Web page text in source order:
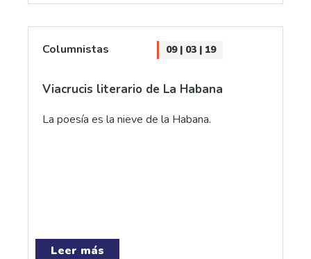
Columnistas 09 | 03 | 19
Viacrucis literario de La Habana
La poesía es la nieve de la Habana.
Leer más